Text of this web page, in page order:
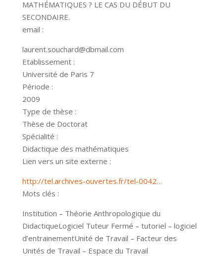
MATHÉMATIQUES ? LE CAS DU DÉBUT DU
SECONDAIRE.
email :
laurent.souchard@dbmail.com
Etablissement :
Université de Paris 7
Période :
2009
Type de thèse :
Thèse de Doctorat
Spécialité :
Didactique des mathématiques
Lien vers un site externe :
http://tel.archives-ouvertes.fr/tel-0042…
Mots clés :
Institution – Théorie Anthropologique du
DidactiqueLogiciel Tuteur Fermé – tutoriel – logiciel
d’entrainementUnité de Travail – Facteur des
Unités de Travail – Espace du Travail